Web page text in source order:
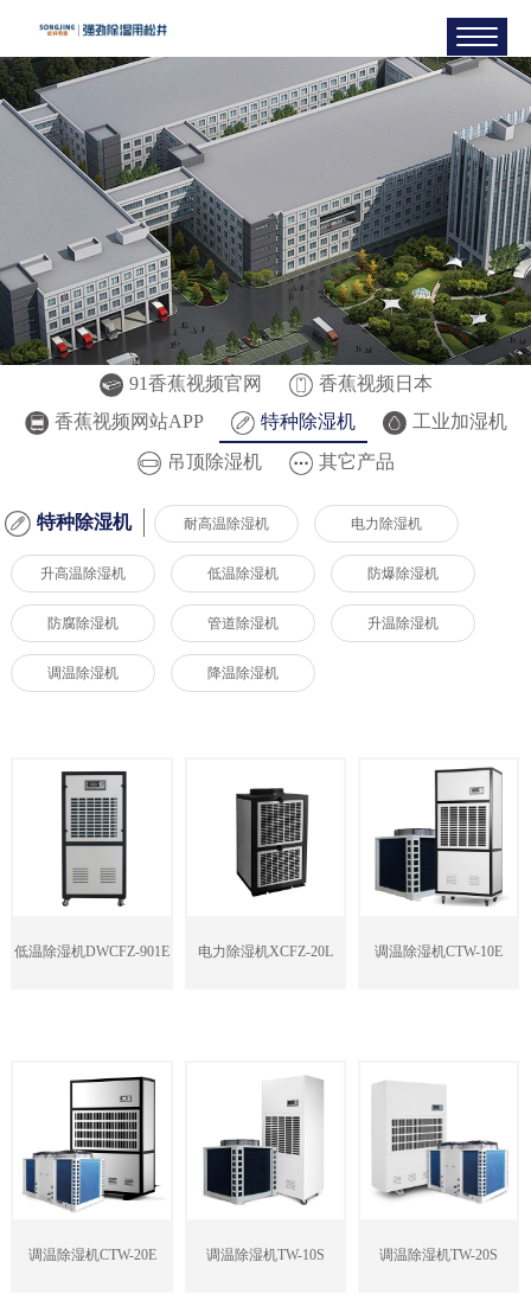
91香蕉视频官网
香蕉视频日本
香蕉视频网站APP
特种除湿机
工业加湿机
吊顶除湿机
其它产品
特种除湿机 耐高温除湿机 电力除湿机
升高温除湿机 低温除湿机 防爆除湿机
防腐除湿机 管道除湿机 升温除湿机
调温除湿机 降温除湿机
低温除湿机DWCFZ-901E 电力除湿机XCFZ-20L 调温除湿机CTW-10E
调温除湿机CTW-20E 调温除湿机TW-10S 调温除湿机TW-20S